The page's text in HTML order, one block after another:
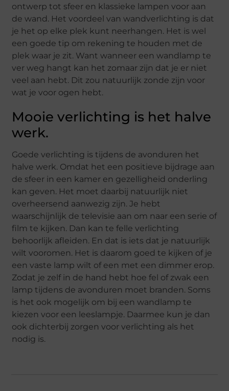
ontwerp tot sfeer en klassieke lampen voor aan
de wand. Het voordeel van wandverlichting is dat
je het op elke plek kunt neerhangen. Het is wel
een goede tip om rekening te houden met de
plek waar je zit. Want wanneer een wandlamp te
ver weg hangt kan het zomaar zijn dat je er niet
veel aan hebt. Dit zou natuurlijk zonde zijn voor
wat je voor ogen hebt.
Mooie verlichting is het halve
werk.
Goede verlichting is tijdens de avonduren het
halve werk. Omdat het een positieve bijdrage aan
de sfeer in een kamer en gezelligheid onderling
kan geven. Het moet daarbij natuurlijk niet
overheersend aanwezig zijn. Je hebt
waarschijnlijk de televisie aan om naar een serie of
film te kijken. Dan kan te felle verlichting
behoorlijk afleiden. En dat is iets dat je natuurlijk
wilt vooromen. Het is daarom goed te kijken of je
een vaste lamp wilt of een met een dimmer erop.
Zodat je zelf in de hand hebt hoe fel of zwak een
lamp tijdens de avonduren moet branden. Soms
is het ook mogelijk om bij een wandlamp te
kiezen voor een leeslampje. Daarmee kun je dan
ook dichterbij zorgen voor verlichting als het
nodig is.